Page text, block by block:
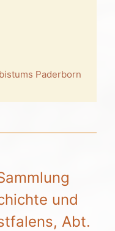
Paderborn
und
Abt.